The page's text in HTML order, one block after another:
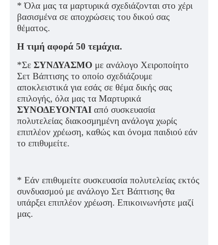
* Όλα μας τα μαρτυρικά σχεδιάζονται στο χέρι
βασισμένα σε αποχρώσεις του δικού σας
θέματος.
Η τιμή αφορά 50 τεμάχια.
*Σε ΣΥΝΔΥΑΣΜΟ με ανάλογο Χειροποίητο
Σετ Βάπτισης το οποίο σχεδιάζουμε
αποκλειστικά για εσάς σε θέμα δικής σας
επιλογής, όλα μας τα Μαρτυρικά
ΣΥΝΟΔΕΥΟΝΤΑΙ από συσκευασία
πολυτελείας διακοσμημένη ανάλογα χωρίς
επιπλέον χρέωση, καθώς και όνομα παιδιού εάν
το επιθυμείτε.
* Εάν επιθυμείτε συσκευασία πολυτελείας εκτός
συνδυασμού με ανάλογο Σετ Βάπτισης θα
υπάρξει επιπλέον χρέωση. Επικοινωνήστε μαζί
μας.